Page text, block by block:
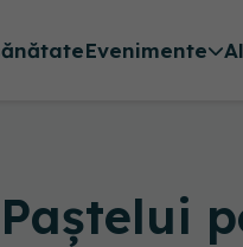
Evenimente